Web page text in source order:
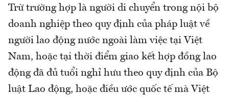
Trừ trường hợp là người di chuyển trong nội bộ
doanh nghiệp theo quy định của pháp luật về
người lao động nước ngoài làm việc tại Việt
Nam, hoặc tại thời điểm giao kết hợp đồng lao
động đã đủ tuổi nghỉ hưu theo quy định của Bộ
luật Lao động, hoặc điều ước quốc tế mà Việt